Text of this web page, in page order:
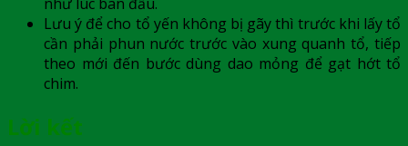
Lưu ý để cho tổ yến không bị gãy thì trước khi lấy tổ
cần phải phun nước trước vào xung quanh tổ, tiếp
theo mới đến bước dùng dao mỏng để gạt hớt tổ
chim.
Lời kết